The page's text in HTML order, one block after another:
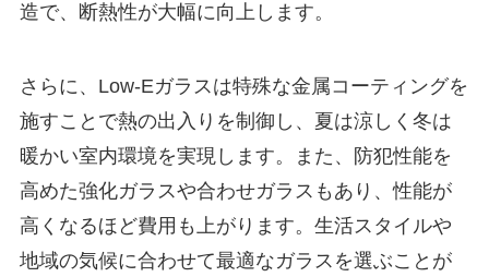
造で、断熱性が大幅に向上します。
さらに、Low-Eガラスは特殊な金属コーティングを
施すことで熱の出入りを制御し、夏は涼しく冬は
暖かい室内環境を実現します。また、防犯性能を
高めた強化ガラスや合わせガラスもあり、性能が
高くなるほど費用も上がります。生活スタイルや
地域の気候に合わせて最適なガラスを選ぶことが